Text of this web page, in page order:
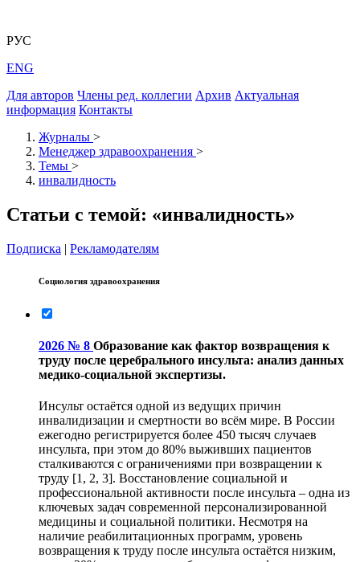
РУС
ENG
Для авторов Члены ред. коллегии Архив Актуальная
информация Контакты
Журналы >
Менеджер здравоохранения >
Темы >
инвалидность
Статьи с темой: «инвалидность»
Подписка | Рекламодателям
Социология здравоохранения
2026 № 8 Образование как фактор возвращения к
труду после церебрального инсульта: анализ данных
медико-социальной экспертизы.
Инсульт остаётся одной из ведущих причин
инвалидизации и смертности во всём мире. В России
ежегодно регистрируется более 450 тысяч случаев
инсульта, при этом до 80% выживших пациентов
сталкиваются с ограничениями при возвращении к
труду [1, 2, 3]. Восстановление социальной и
профессиональной активности после инсульта – одна из
ключевых задач современной персонализированной
медицины и социальной политики. Несмотря на
наличие реабилитационных программ, уровень
возвращения к труду после инсульта остаётся низким,